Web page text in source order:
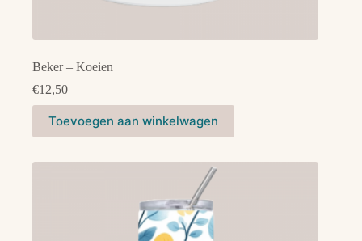
Beker – Koeien
€12,50
Toevoegen aan winkelwagen